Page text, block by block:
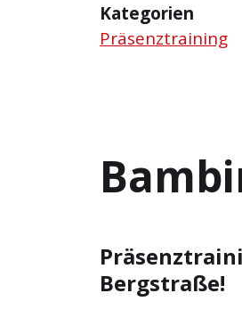
Kategorien
Präsenztraining
Bergstraße!